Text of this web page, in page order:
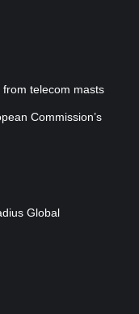
telecom masts
Commission’s
Global